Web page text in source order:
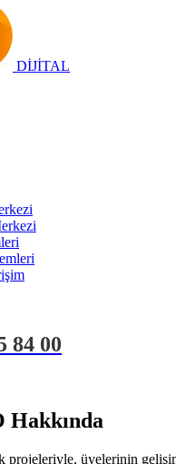
DİJİTAL
84 00
projeleriyle, üyelerinin